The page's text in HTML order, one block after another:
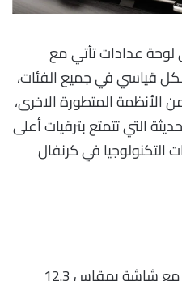
لوحة عدادات تأتي مع
بوصة بشكل قياسي في جميع الفئات،
المتطورة الاخرى،
التي تتمتع بترقيات أعلى
في كرنفال